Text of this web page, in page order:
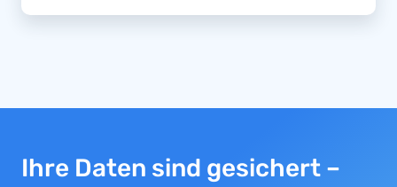
Ihre Daten sind gesichert –